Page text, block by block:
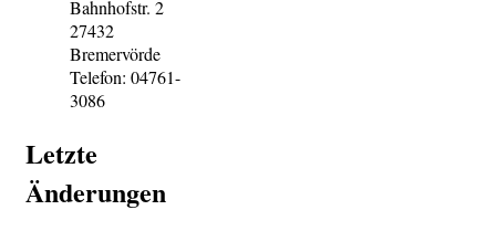
Bahnhofstr. 2
27432
Bremervörde
Telefon: 04761-
3086
Letzte
Änderungen